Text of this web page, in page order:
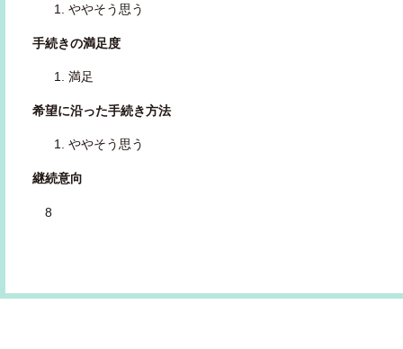
ややそう思う
手続きの満足度
満足
希望に沿った手続き方法
ややそう思う
継続意向
8